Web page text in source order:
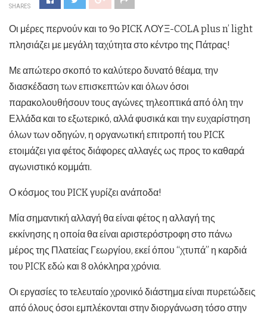
SHARES
Οι μέρες περνούν και το 9ο PICK ΛΟΥΞ-COLA plus n’ light
πλησιάζει με μεγάλη ταχύτητα στο κέντρο της Πάτρας!
Με απώτερο σκοπό το καλύτερο δυνατό θέαμα, την
διασκέδαση των επισκεπτών και όλων όσοι
παρακολουθήσουν τους αγώνες τηλεοπτικά από όλη την
Ελλάδα και το εξωτερικό, αλλά φυσικά και την ευχαρίστηση
όλων των οδηγών, η οργανωτική επιτροπή του PICK
ετοιμάζει για φέτος διάφορες αλλαγές ως προς το καθαρά
αγωνιστικό κομμάτι.
Ο κόσμος του PICK γυρίζει ανάποδα!
Μία σημαντική αλλαγή θα είναι φέτος η αλλαγή της
εκκίνησης η οποία θα είναι αριστερόστροφη στο πάνω
μέρος της Πλατείας Γεωργίου, εκεί όπου “χτυπά” η καρδιά
του PICK εδώ και 8 ολόκληρα χρόνια.
Οι εργασίες το τελευταίο χρονικό διάστημα είναι πυρετώδεις
από όλους όσοι εμπλέκονται στην διοργάνωση τόσο στην